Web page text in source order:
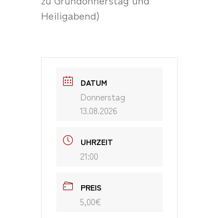
Heiligabend)
DATUM
Donnerstag
13.08.2026
UHRZEIT
21:00
PREIS
5,00€